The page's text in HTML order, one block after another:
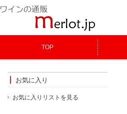
TOP
お気に入り
お気に入りリストを見る